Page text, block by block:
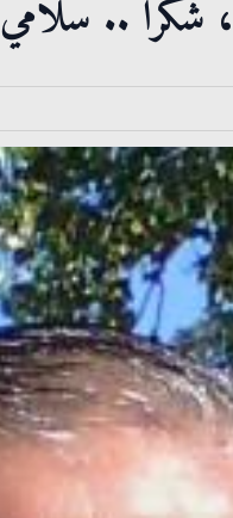
شكراً .. سلامي